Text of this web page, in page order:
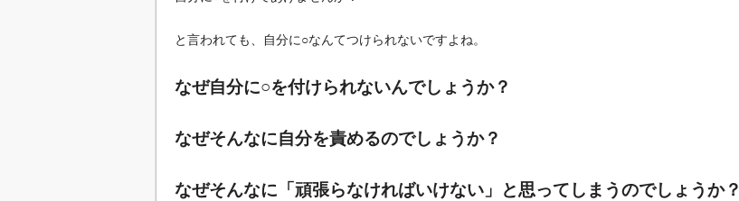
と言われても、自分に○なんてつけられないですよね。
なぜ自分に○を付けられないんでしょうか？
なぜそんなに自分を責めるのでしょうか？
なぜそんなに「頑張らなければいけない」と思ってしまうのでしょうか？